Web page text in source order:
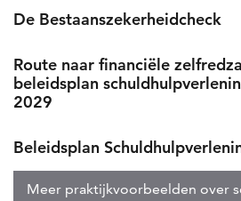
De Bestaanszekerheidcheck
Route naar financiële
beleidsplan
2029
Beleidsplan
Meer praktijkvoorbeelden over